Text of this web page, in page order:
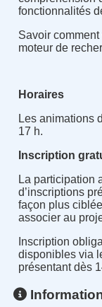
fonctionnalités
Savoir
moteur de
Horaires
Les animations
17 h.
Inscription
La participation
d’inscriptions
façon plus
associer au
Inscription
disponibles via
présentant dès